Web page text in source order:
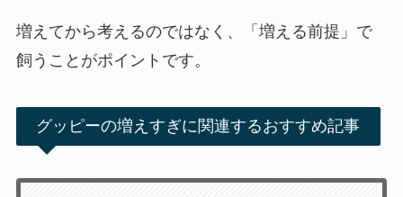
増えてから考えるのではなく、「増える前提」で
飼うことがポイントです。
グッピーの増えすぎに関連するおすすめ記事